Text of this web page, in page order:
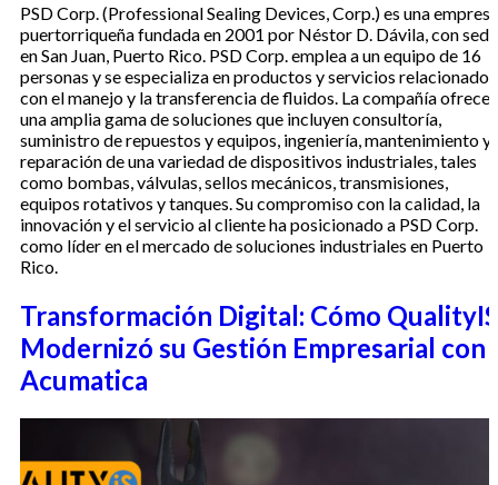
PSD Corp. (Professional Sealing Devices, Corp.) es una empresa
puertorriqueña fundada en 2001 por Néstor D. Dávila, con sede
en San Juan, Puerto Rico. PSD Corp. emplea a un equipo de 16
personas y se especializa en productos y servicios relacionados
con el manejo y la transferencia de fluidos. La compañía ofrece
una amplia gama de soluciones que incluyen consultoría,
suministro de repuestos y equipos, ingeniería, mantenimiento y
reparación de una variedad de dispositivos industriales, tales
como bombas, válvulas, sellos mecánicos, transmisiones,
equipos rotativos y tanques. Su compromiso con la calidad, la
innovación y el servicio al cliente ha posicionado a PSD Corp.
como líder en el mercado de soluciones industriales en Puerto
Rico.
Transformación Digital: Cómo QualityIS
Modernizó su Gestión Empresarial con
Acumatica